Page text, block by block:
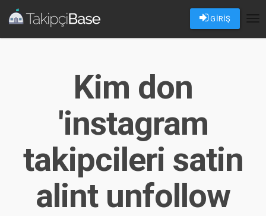
GİRİŞ
Kim don
'instagram
takipcileri satin
alint unfollow